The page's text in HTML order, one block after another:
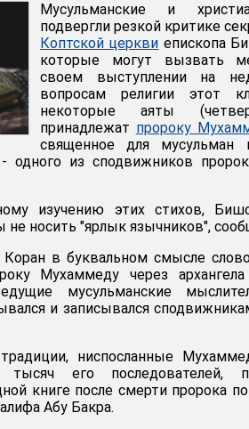
Мусульманские и
подвергли резкой критике
Коптской церкви епископа
которые могут вызвать
своем выступлении на
вопросам религии этот
некоторые аяты
принадлежат пророку
священное для мусульман
из сподвижников
изучению этих стихов,
не носить "ярлык язычников",
Коран в буквальном смысле
Мухаммеду через
мусульманские
и записывался
ниспосланные
тысяч его
книге после смерти пророка
Абу Бакра.